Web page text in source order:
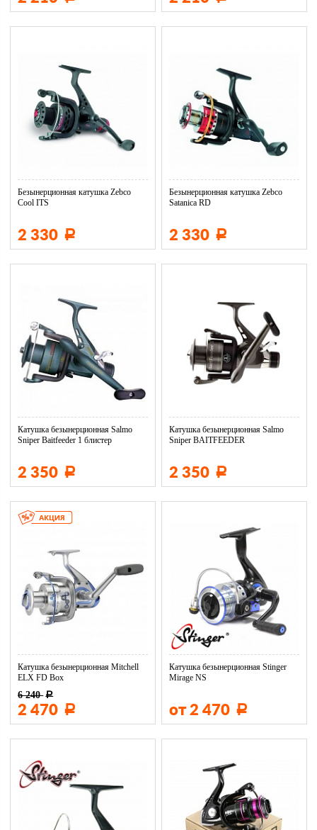
Безынерционная катушка Zebco
Cool ITS
2 330 Р
Безынерционная катушка Zebco
Satanica RD
2 330 Р
Катушка безынерционная Salmo
Sniper Baitfeeder 1 блистер
2 350 Р
Катушка безынерционная Salmo
Sniper BAITFEEDER
2 350 Р
Катушка безынерционная Mitchell
ELX FD Box
6 240 Р
2 470 Р
Катушка безынерционная Stinger
Mirage NS
от 2 470 Р